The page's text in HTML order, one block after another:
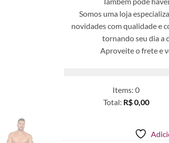
Somos uma loja
novidades com qualidade e
tornando seu dia a
Aproveite o frete e
Items: 0
Total: R$ 0,00